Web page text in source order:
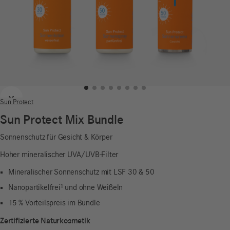
Zurück
Weiter
Sun Protect
Sun Protect Mix Bundle
Sonnenschutz für Gesicht & Körper
Hoher mineralischer UVA/UVB-Filter
Mineralischer Sonnenschutz mit LSF 30 & 50
Nanopartikelfrei¹ und ohne Weißeln
15 % Vorteilspreis im Bundle
Zertifizierte Naturkosmetik